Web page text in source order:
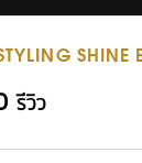
SHINE
รีวิว